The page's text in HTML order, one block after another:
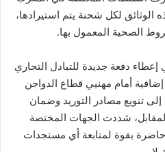
الوثائق لكل شحنة يتم استيرادها،
الصحية المعمول بها.
دفعة جديدة للتبادل التجاري
أمام مهنيي قطاع الدواجن
تنويع مصادر التوريد وضمان
شددت الجهات المختصة
بقوة لمتابعة أي مستجدات